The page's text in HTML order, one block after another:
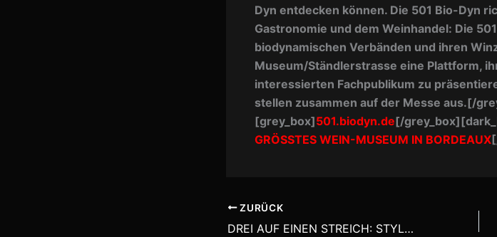
Dyn entdecken können. Die 501 Bio-Dyn
Gastronomie und dem Weinhandel: Die
biodynamischen Verbänden und ihren
Museum/Ständlerstrasse eine Plattform,
interessierten Fachpublikum zu
stellen zusammen auf der Messe aus.[/
[grey_box]501.biodyn.de[/grey_box]
GRÖSSTES WEIN-MUSEUM IN BORDEAUX
ZURÜCK
DREI AUF EINEN STREICH: STYLISCHE BOCKSBEUTEL ZUR WÜRZBURGER LANDESGARTENSCHAU